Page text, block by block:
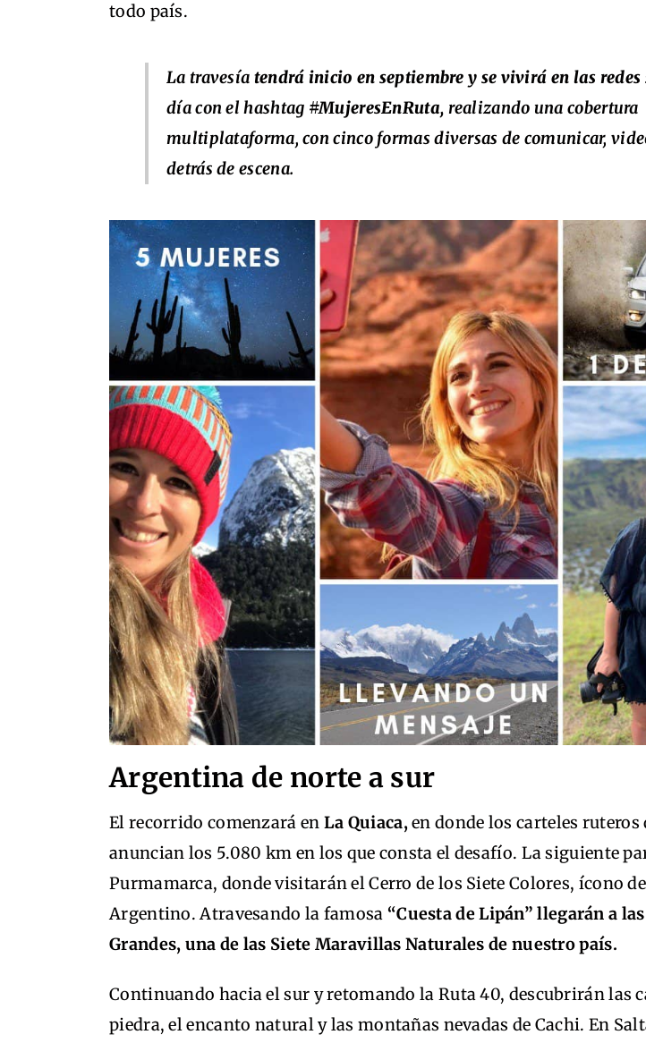
todo país.
La travesía tendrá inicio en septiembre y se vivirá en las redes
día con el hashtag #MujeresEnRuta, realizando una cobertura
multiplataforma, con cinco formas diversas de comunicar,
detrás de escena.
Argentina de norte a sur
El recorrido comenzará en La Quiaca,en donde los carteles ruteros
anuncian los 5.080 km en los que consta el desafío. La siguiente
Purmamarca, donde visitarán el Cerro de los Siete Colores, ícono
Argentino. Atravesando la famosa “Cuesta de Lipán” llegarán a
Grandes, una de las Siete Maravillas Naturales de nuestro país.
Continuando hacia el sur y retomando la Ruta 40, descubrirán las
piedra, el encanto natural y las montañas nevadas de Cachi. En